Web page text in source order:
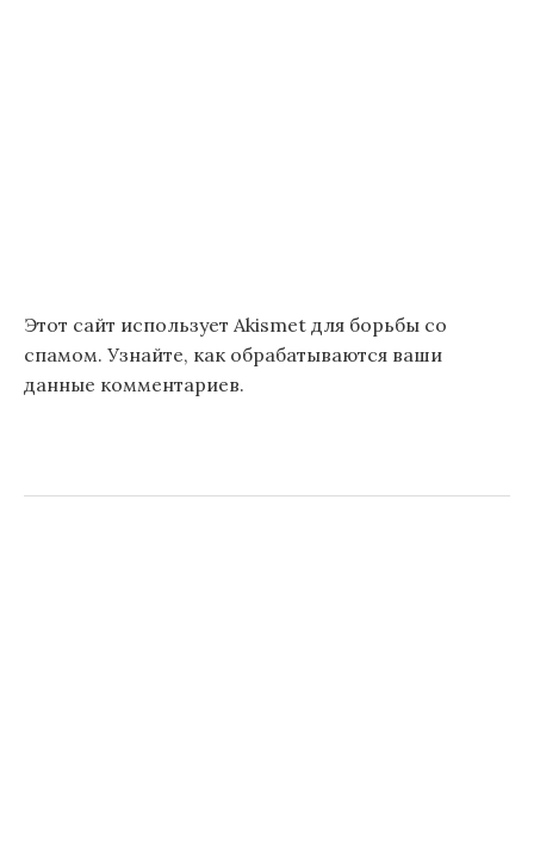
Этот сайт использует Akismet для борьбы со
спамом. Узнайте, как обрабатываются ваши
данные комментариев.